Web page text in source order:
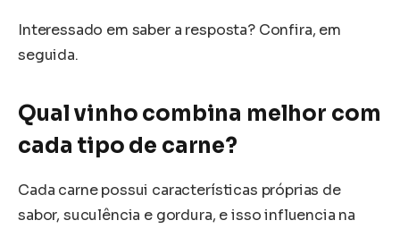
Interessado em saber a resposta? Confira, em
seguida.
Qual vinho combina melhor com
cada tipo de carne?
Cada carne possui características próprias de
sabor, suculência e gordura, e isso influencia na